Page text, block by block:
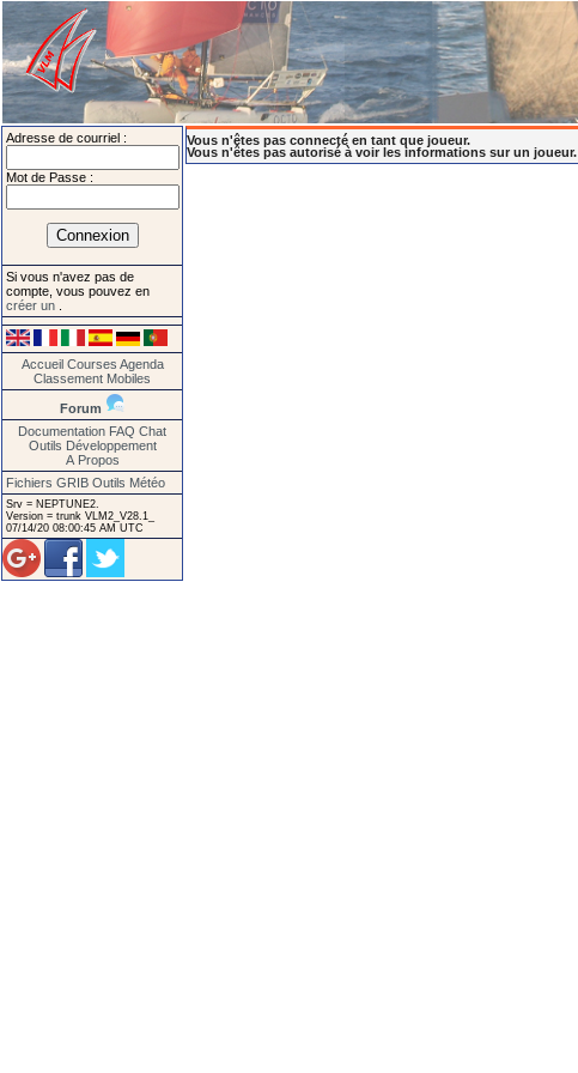
Adresse de courriel :
Mot de Passe :
Si vous n'avez pas de
compte, vous pouvez en
créer un
Accueil Courses Agenda
Classement Mobiles
Forum
Documentation FAQ Chat
Outils Développement
A Propos
Fichiers GRIB Outils Météo
Srv = NEPTUNE2.
Version = trunk VLM2_V28.1_
07/14/20 08:00:45 AM UTC
Vous n'êtes pas connecté en tant que joueur.
Vous n'êtes pas autorisé à voir les informations sur un joueur.